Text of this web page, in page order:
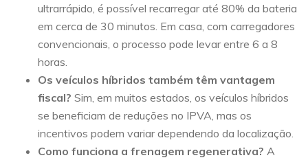
ultrarrápido, é possível recarregar até 80% da bateria
em cerca de 30 minutos. Em casa, com carregadores
convencionais, o processo pode levar entre 6 a 8
horas.
Os veículos híbridos também têm vantagem
fiscal? Sim, em muitos estados, os veículos híbridos
se beneficiam de reduções no IPVA, mas os
incentivos podem variar dependendo da localização.
Como funciona a frenagem regenerativa? A